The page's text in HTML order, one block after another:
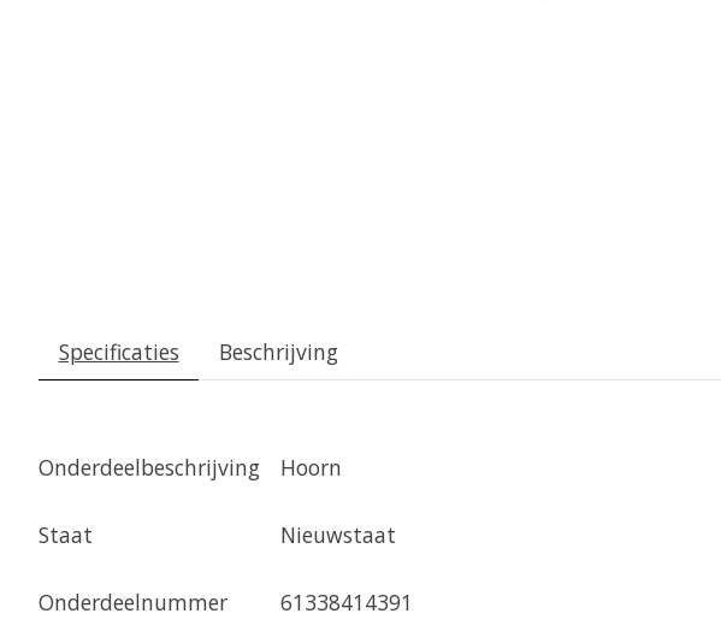
Specificaties Beschrijving
Onderdeelbeschrijving Hoorn
Staat Nieuwstaat
Onderdeelnummer 61338414391